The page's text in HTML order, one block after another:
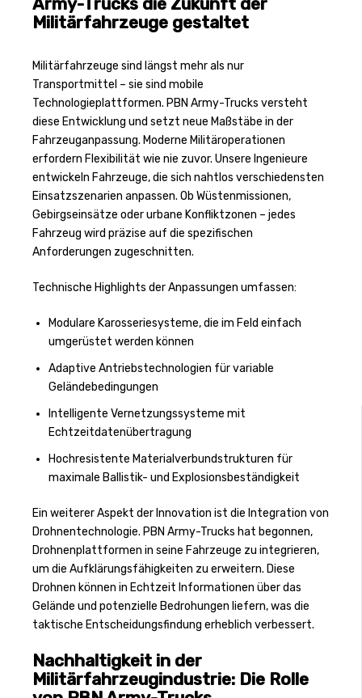
Militärfahrzeuge gestaltet
Militärfahrzeuge sind längst mehr als nur
Transportmittel – sie sind mobile
Technologieplattformen. PBN Army-Trucks versteht
diese Entwicklung und setzt neue Maßstäbe in der
Fahrzeuganpassung. Moderne Militäroperationen
erfordern Flexibilität wie nie zuvor. Unsere Ingenieure
entwickeln Fahrzeuge, die sich nahtlos verschiedensten
Einsatzszenarien anpassen. Ob Wüstenmissionen,
Gebirgseinsätze oder urbane Konfliktzonen – jedes
Fahrzeug wird präzise auf die spezifischen
Anforderungen zugeschnitten.
Technische Highlights der Anpassungen umfassen:
Modulare Karosseriesysteme, die im Feld einfach
umgerüstet werden können
Adaptive Antriebstechnologien für variable
Geländebedingungen
Intelligente Vernetzungssysteme mit
Echtzeitdatenübertragung
Hochresistente Materialverbundstrukturen für
maximale Ballistik- und Explosionsbeständigkeit
Ein weiterer Aspekt der Innovation ist die Integration von
Drohnentechnologie. PBN Army-Trucks hat begonnen,
Drohnenplattformen in seine Fahrzeuge zu integrieren,
um die Aufklärungsfähigkeiten zu erweitern. Diese
Drohnen können in Echtzeit Informationen über das
Gelände und potenzielle Bedrohungen liefern, was die
taktische Entscheidungsfindung erheblich verbessert.
Nachhaltigkeit in der
Militärfahrzeugindustrie: Die Rolle